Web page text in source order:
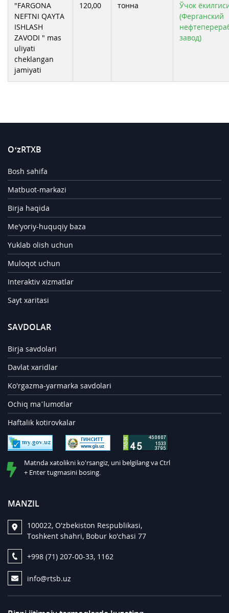
"FARGONA
NEFTNI QAYTA
ISHLASH
ZAVODI " mas
uliyati
cheklangan
jamiyati
120,00 тонна
Ўчок
(Ферганский
завод)
O‘zRTXB
Bosh sahifa
Matbuot-markazi
Birja haqida
Me'yoriy-huquqiy baza
Yuklab olish uchun
Muloqot uchun
Interaktiv xizmatlar
Sayt xaritasi
SAVDOLAR
Birja savdolari
Davlat xaridlar
Ko'rgazma-yarmarka savdolari
Ochiq ma’lumotlar
Haftalik kotirovkalar
Matnda xatolikni ko'rsangiz, uni belgilang va Ctrl
+ Enter tugmasini bosing.
MANZIL
100022, O'zbekiston Respublikasi,
Toshkent shahri, Bobur ko'chasi 77
+998 (71) 207-00-33, 1162
info@rtsb.uz